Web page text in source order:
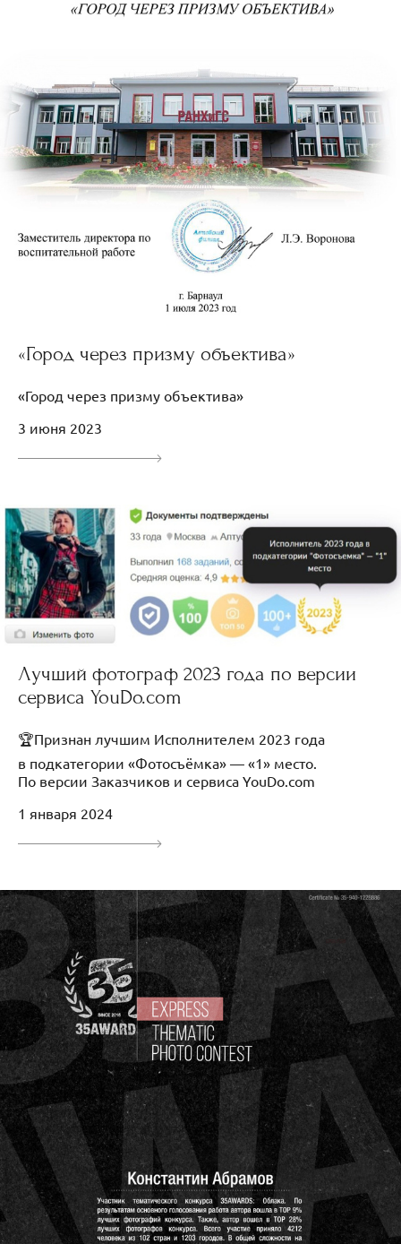
«Город через призму объектива»
«Город через призму объектива»
3 июня 2023
Лучший фотограф 2023 года по версии
сервиса YouDo.com
🏆Признан лучшим Исполнителем 2023 года
в подкатегории «Фотосъёмка» — «1» место.
По версии Заказчиков и сервиса YouDo.com
1 января 2024